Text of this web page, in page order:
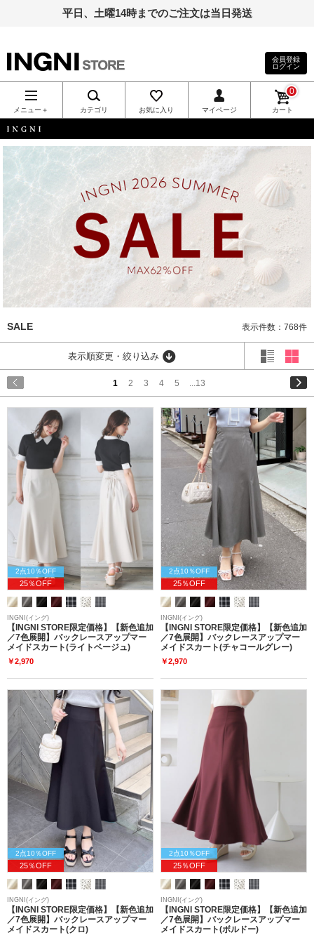
平日、土曜14時までのご注文は当日発送
INGNI（イン
グ）公式通
販｜INGNI
STORE
会員登録
ログイン
メニュー＋ カテゴリ お気に入り マイページ カート
0
INGNI
SALE 表示件数：768件
表示順変更・絞り込み
1 2 3 4 5 ...13
2点10％OFF
25％OFF
INGNI(イング)
【INGNI STORE限定価格】【新色追加
／7色展開】バックレースアップマー
メイドスカート(ライトベージュ)
￥2,970
2点10％OFF
25％OFF
INGNI(イング)
【INGNI STORE限定価格】【新色追加
／7色展開】バックレースアップマー
メイドスカート(チャコールグレー)
￥2,970
2点10％OFF
25％OFF
INGNI(イング)
【INGNI STORE限定価格】【新色追加
／7色展開】バックレースアップマー
メイドスカート(クロ)
2点10％OFF
25％OFF
INGNI(イング)
【INGNI STORE限定価格】【新色追加
／7色展開】バックレースアップマー
メイドスカート(ボルドー)